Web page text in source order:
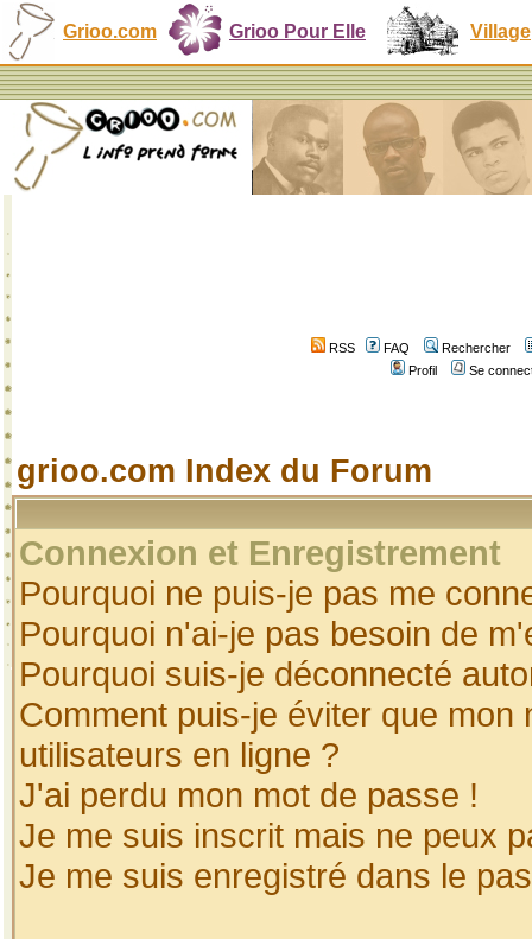
Grioo.com Grioo Pour Elle Village
RSS FAQ
Rechercher
Profil
Se
grioo.com Index du Forum
Connexion et Enregistrement
Pourquoi ne puis-je pas me
Pourquoi n'ai-je pas besoin de
Pourquoi suis-je déconnecté
Comment puis-je éviter que
utilisateurs en ligne ?
J'ai perdu mon mot de passe !
Je me suis inscrit mais ne peux
Je me suis enregistré dans le